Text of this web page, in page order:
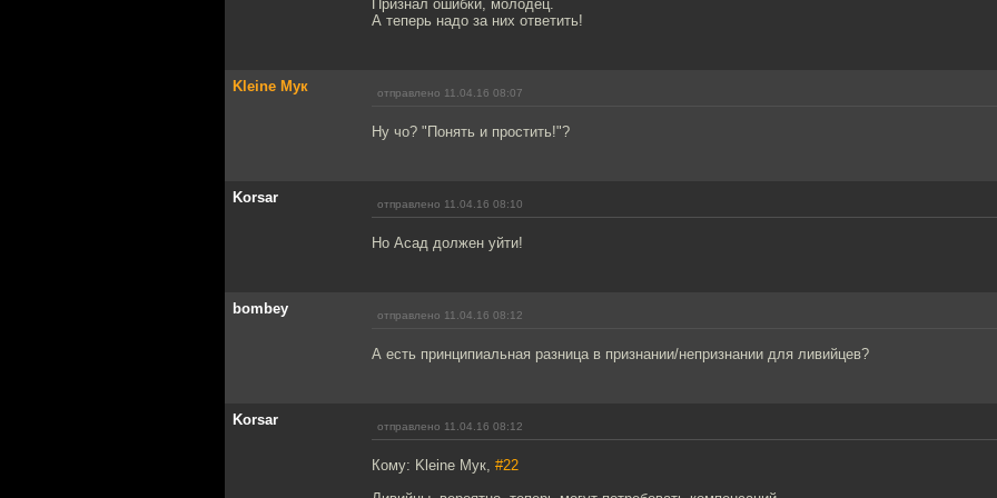
Признал ошибки, молодец.
А теперь надо за них ответить!
Kleine Мук отправлено 11.04.16 08:07
Ну чо? "Понять и простить!"?
Korsar отправлено 11.04.16 08:10
Но Асад должен уйти!
bombey отправлено 11.04.16 08:12
А есть принципиальная разница в признании/непризнании для ливийцев?
Korsar отправлено 11.04.16 08:12
Кому: Kleine Мук, #22